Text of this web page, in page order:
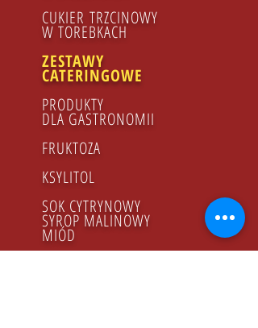
CUKIER TRZCINOWY​
W TOREBKACH
ZESTAWY
CATERINGOWE
PRODUKTY
DLA GASTRONOMII
FRUKTOZA
KSYLITOL
SOK CYTRYNOWY
SYROP MALINOWY
MIÓD